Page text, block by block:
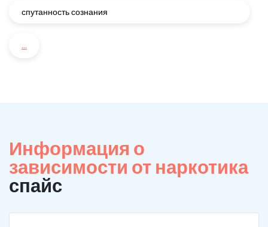
спутанность сознания
...
Информация о
зависимости от наркотика
спайс